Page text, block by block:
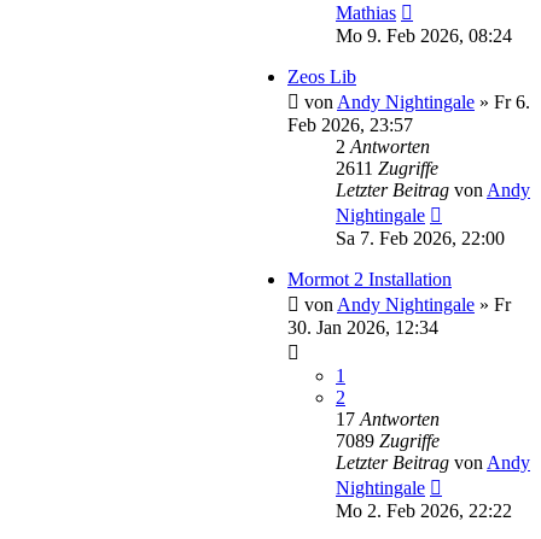
Mathias
Mo 9. Feb 2026, 08:24
Zeos Lib
von Andy Nightingale » Fr 6.
Feb 2026, 23:57
2 Antworten
2611 Zugriffe
Letzter Beitrag von Andy
Nightingale
Sa 7. Feb 2026, 22:00
Mormot 2 Installation
von Andy Nightingale » Fr
30. Jan 2026, 12:34
1
2
17 Antworten
7089 Zugriffe
Letzter Beitrag von Andy
Nightingale
Mo 2. Feb 2026, 22:22